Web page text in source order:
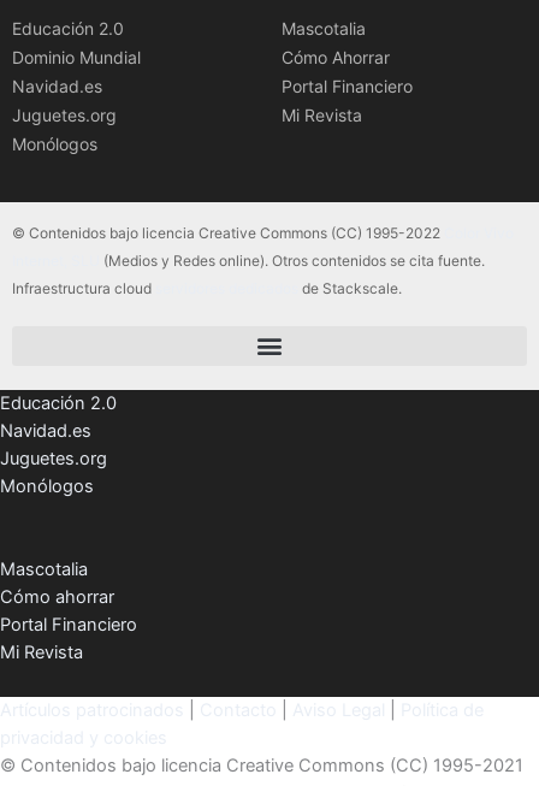
Educación 2.0
Dominio Mundial
Navidad.es
Juguetes.org
Monólogos
Mascotalia
Cómo Ahorrar
Portal Financiero
Mi Revista
© Contenidos bajo licencia Creative Commons (CC) 1995-2022
(Medios y Redes online). Otros contenidos se cita fuente.
Infraestructura cloud
de Stackscale.
Educación 2.0
Navidad.es
Juguetes.org
Monólogos
Mascotalia
Cómo ahorrar
Portal Financiero
Mi Revista
© Contenidos bajo licencia Creative Commons (CC) 1995-2021